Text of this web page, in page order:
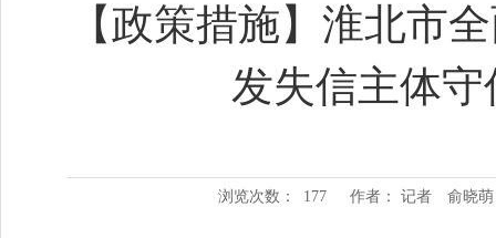
【政策措施】淮北市
发失信主体
浏览次数： 177 作者： 记者 俞晓